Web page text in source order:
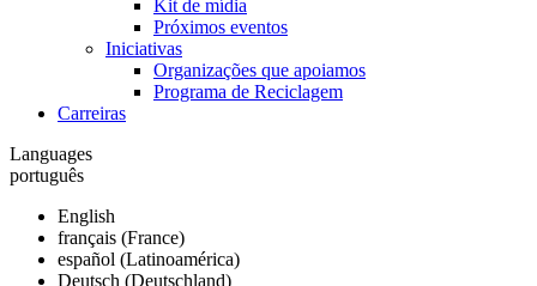
Kit de mídia
Próximos eventos
Iniciativas
Organizações que apoiamos
Programa de Reciclagem
Carreiras
Languages
português
English
français (France)
español (Latinoamérica)
Deutsch (Deutschland)